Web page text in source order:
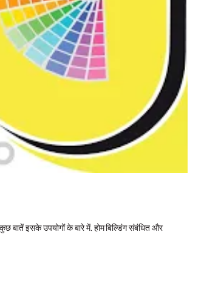
बातें इसके उपयोगों के बारे में. होम बिल्डिंग संबंधित और